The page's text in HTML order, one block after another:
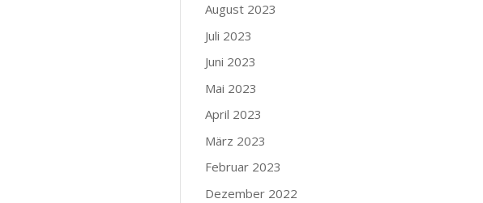
August 2023
Juli 2023
Juni 2023
Mai 2023
April 2023
März 2023
Februar 2023
Dezember 2022